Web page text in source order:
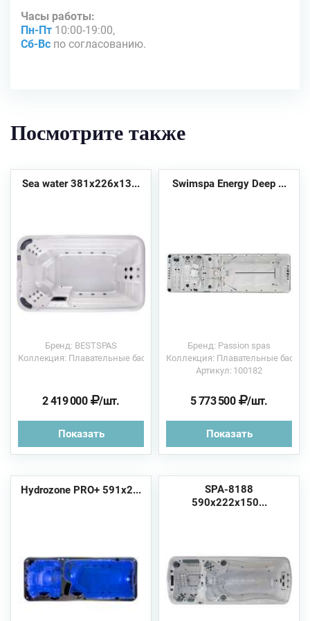
Часы работы:
Пн-Пт 10:00-19:00,
Сб-Вс по согласованию.
Посмотрите также
Sea water 381х226х13...
Бренд: BESTSPAS
Коллекция: Плавательные бассейны
2 419 000 /шт.
Показать
Swimspa Energy Deep ...
Бренд: Passion spas
Коллекция: Плавательные
Артикул: 100182
5 773 500 /шт.
Показать
Hydrozone PRO+ 591х2...
SPA-8188
590х222х150...